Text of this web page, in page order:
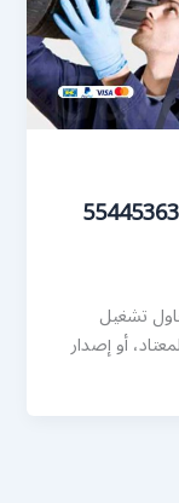
تبديل بطارية سيارة الشويخ السكنية 55445363
تشغيل
أو إصدار